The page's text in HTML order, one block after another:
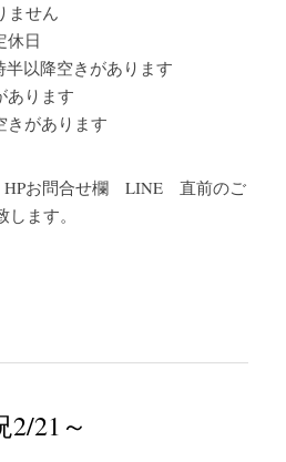
ません
休日
半以降空きがあります
あります
きがあります
HPお問合せ欄　LINE　直前のご
ます。
21～